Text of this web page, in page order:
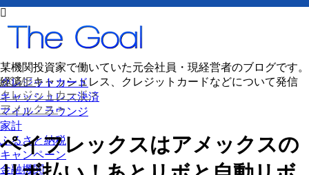
某機関投資家で働いていた元会社員・現経営者のブログです。
経済、キャッシュレス、クレジットカードなどについて発信
クレジットカード
キャッシュレス決済
マイル・ラウンジ
家計
ふるさと納税
キャンペーン
金融機関
HOME >
クレジットカード >
アメックス >
ペイフレックスはアメックスの